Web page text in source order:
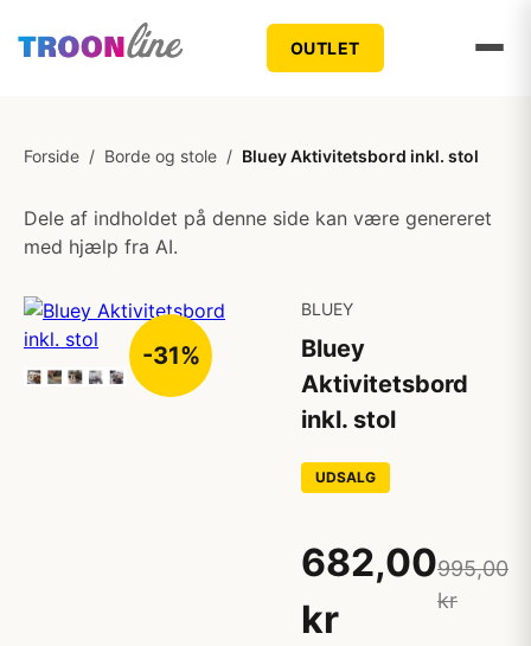
OUTLET
Forside / Borde og stole / Bluey Aktivitetsbord inkl. stol
Dele af indholdet på denne side kan være genereret
med hjælp fra AI.
-31%
BLUEY
Bluey
Aktivitetsbord
inkl. stol
UDSALG
682,00
kr
995,00
kr